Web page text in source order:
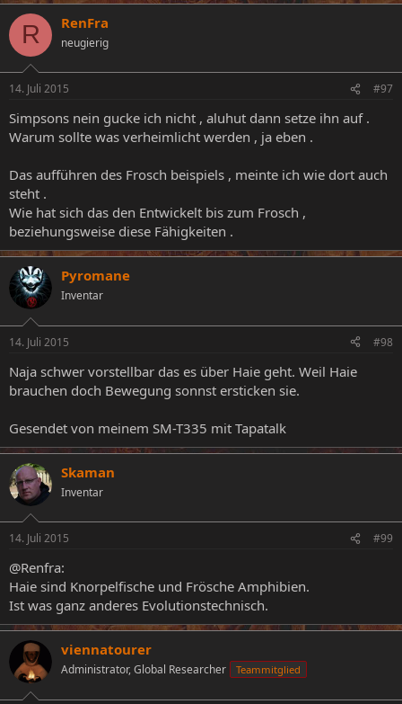
R RenFra
neugierig
14. Juli 2015 #97
Simpsons nein gucke ich nicht , aluhut dann setze ihn auf .
Warum sollte was verheimlicht werden , ja eben .
Das aufführen des Frosch beispiels , meinte ich wie dort auch
steht .
Wie hat sich das den Entwickelt bis zum Frosch ,
beziehungsweise diese Fähigkeiten .
Pyromane
Inventar
14. Juli 2015 #98
Naja schwer vorstellbar das es über Haie geht. Weil Haie
brauchen doch Bewegung sonnst ersticken sie.
Gesendet von meinem SM-T335 mit Tapatalk
Skaman
Inventar
14. Juli 2015 #99
@Renfra:
Haie sind Knorpelfische und Frösche Amphibien.
Ist was ganz anderes Evolutionstechnisch.
viennatourer
Administrator, Global Researcher Teammitglied